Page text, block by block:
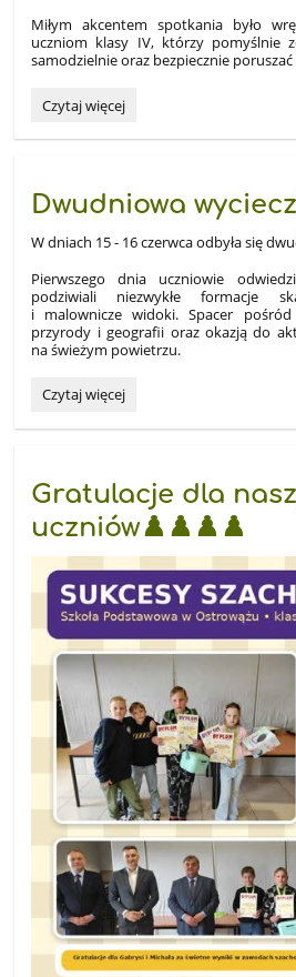
Miłym akcentem spotkania było
uczniom klasy IV, którzy pomyślnie
samodzielnie oraz bezpiecznie
Bezpieczne
Czytaj więcej
Dwudniowa
W dniach 15 - 16 czerwca odbyła się
Pierwszego dnia uczniowie
podziwiali niezwykłe formacje
i malownicze widoki. Spacer pośród
przyrody i geografii oraz okazją do
na świeżym powietrzu.
Dwudniowa
szkolna:
Czytaj więcej
Gratulacje dla
uczniów♟️♟️♟️♟️